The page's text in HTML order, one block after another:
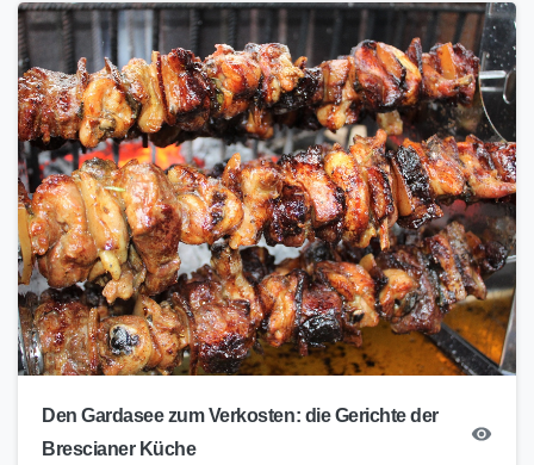
Den Gardasee zum Verkosten: die Gerichte der
Brescianer Küche